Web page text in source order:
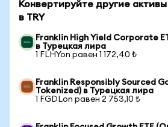
Конвертируйте другие
в TRY
Franklin High Yield Corporate
в Турецкая лира
1 FLHYon равен 1 172,40 ₺
Franklin Responsibly Sourced
Tokenized) в Турецкая лира
1 FGDLon равен 2 753,10 ₺